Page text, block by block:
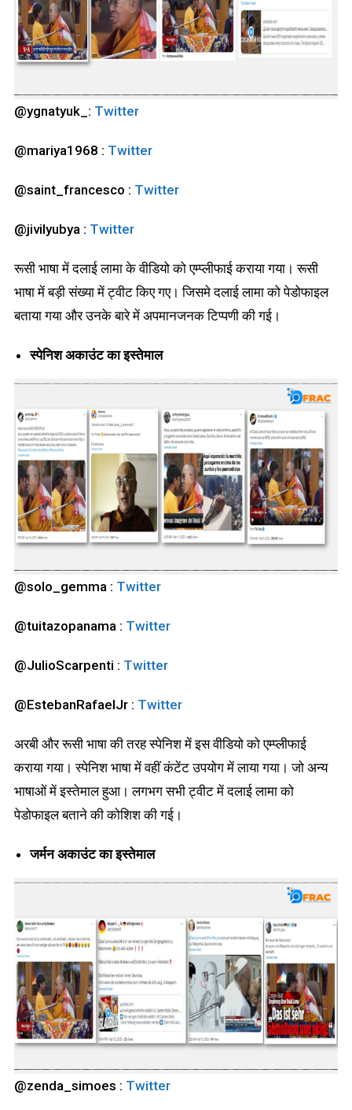
@ygnatyuk_: Twitter
@mariya1968 : Twitter
@saint_francesco : Twitter
@jivilyubya : Twitter
रूसी भाषा में दलाई लामा के वीडियो को एम्प्लीफाई कराया गया। रूसी
भाषा में बड़ी संख्या में ट्वीट किए गए। जिसमे दलाई लामा को पेडोफाइल
बताया गया और उनके बारे में अपमानजनक टिप्पणी की गई।
स्पेनिश अकाउंट का इस्तेमाल
@solo_gemma : Twitter
@tuitazopanama : Twitter
@JulioScarpenti : Twitter
@EstebanRafaelJr : Twitter
अरबी और रूसी भाषा की तरह स्पेनिश में इस वीडियो को एम्प्लीफाई
कराया गया। स्पेनिश भाषा में वहीं कंटेंट उपयोग में लाया गया। जो अन्य
भाषाओं में इस्तेमाल हुआ। लगभग सभी ट्वीट में दलाई लामा को
पेडोफाइल बताने की कोशिश की गई।
जर्मन अकाउंट का इस्तेमाल
@zenda_simoes : Twitter